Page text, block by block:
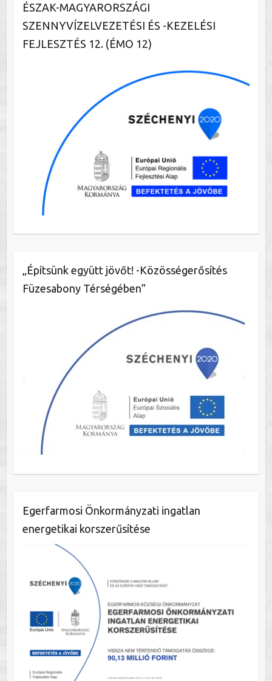
ÉSZAK-MAGYARORSZÁGI
SZENNYVÍZELVEZETÉSI ÉS -KEZELÉSI
FEJLESZTÉS 12. (ÉMO 12)
„Építsünk együtt jövőt! -Közösségerősítés
Füzesabony Térségében”
Egerfarmosi Önkormányzati ingatlan
energetikai korszerűsítése